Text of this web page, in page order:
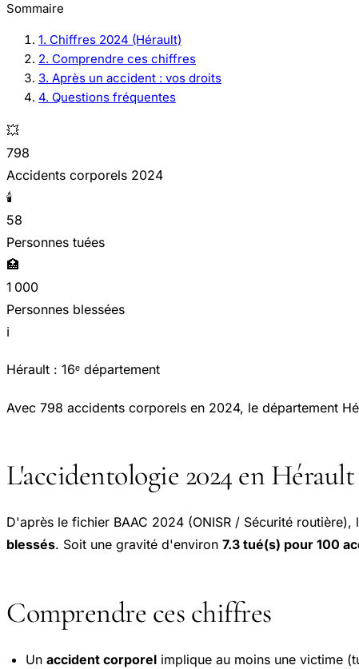
Sommaire
1. Chiffres 2024 (Hérault)
2. Comprendre ces chiffres
3. Après un accident : vos droits
4. Questions fréquentes
💥
798
Accidents corporels 2024
🕯️
58
Personnes tuées
🏥
1 000
Personnes blessées
ℹ️
Hérault : 16ᵉ département
Avec 798 accidents corporels en 2024, le département
L'accidentologie 2024 en Hérault
D'après le fichier BAAC 2024 (ONISR / Sécurité
blessés. Soit une gravité d'environ 7.3 tué(s) pour 100
Comprendre ces chiffres
Un accident corporel implique au moins une victime